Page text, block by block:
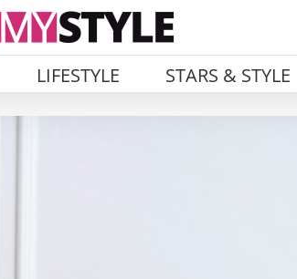
LIFESTYLE STARS & STYLE